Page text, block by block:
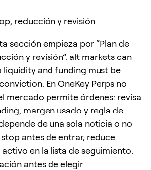
reducción y revisión
sección empieza por “Plan de
y revisión”. alt markets can
liquidity and funding must be
En OneKey Perps no
mercado permite órdenes: revisa
margen usado y regla de
de una sola noticia o no
antes de entrar, reduce
en la lista de seguimiento.
antes de elegir